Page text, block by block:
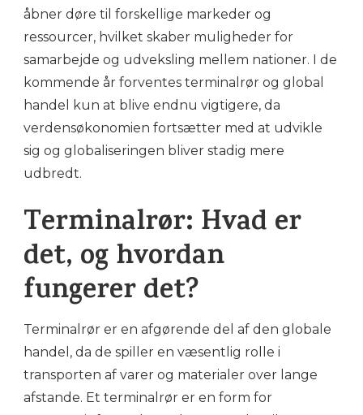
åbner døre til forskellige markeder og
ressourcer, hvilket skaber muligheder for
samarbejde og udveksling mellem nationer. I de
kommende år forventes terminalrør og global
handel kun at blive endnu vigtigere, da
verdensøkonomien fortsætter med at udvikle
sig og globaliseringen bliver stadig mere
udbredt.
Terminalrør: Hvad er
det, og hvordan
fungerer det?
Terminalrør er en afgørende del af den globale
handel, da de spiller en væsentlig rolle i
transporten af varer og materialer over lange
afstande. Et terminalrør er en form for